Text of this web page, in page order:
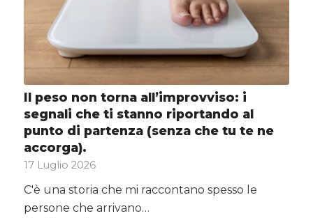
Il peso non torna all’improvviso: i
segnali che ti stanno riportando al
punto di partenza (senza che tu te ne
accorga).
17 Luglio 2026
C'è una storia che mi raccontano spesso le
persone che arrivano…